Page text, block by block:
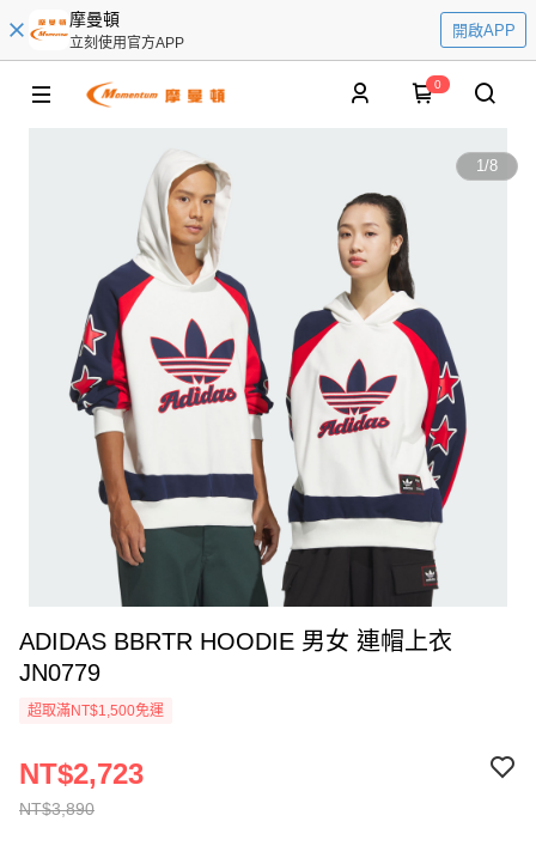
摩曼頓
立刻使用官方APP
開啟APP
0
1/8
ADIDAS BBRTR HOODIE 男女 連帽上衣
JN0779
超取滿NT$1,500免運
NT$3,890
NT$2,723